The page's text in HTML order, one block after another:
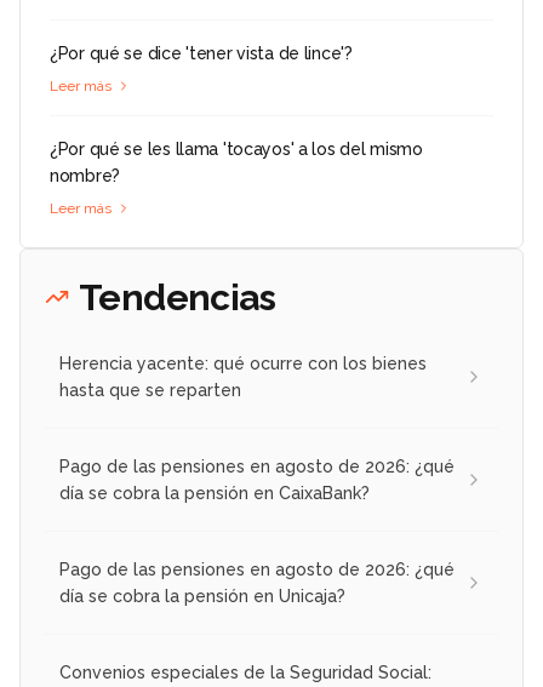
¿Por qué se dice 'tener vista de lince'?
Leer más
¿Por qué se les llama 'tocayos' a los del mismo
nombre?
Leer más
Tendencias
Herencia yacente: qué ocurre con los bienes
hasta que se reparten
Pago de las pensiones en agosto de 2026: ¿qué
día se cobra la pensión en CaixaBank?
Pago de las pensiones en agosto de 2026: ¿qué
día se cobra la pensión en Unicaja?
Convenios especiales de la Seguridad Social: